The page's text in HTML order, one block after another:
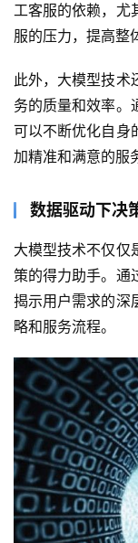
工客服的依赖，尤
服的压力，提高整
此外，大模型技术
务的质量和效率。
可以不断优化自身
加精准和满意的服
数据驱动下决
大模型技术不仅仅
策的得力助手。通
揭示用户需求的深
略和服务流程。